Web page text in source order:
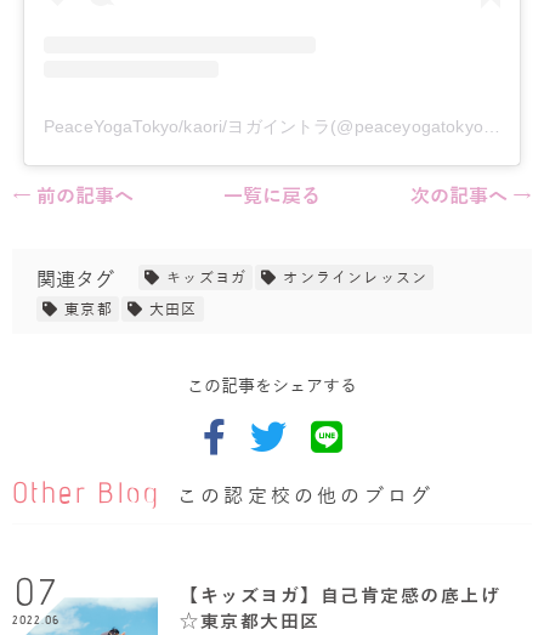
← 前の記事へ 一覧に戻る 次の記事へ →
関連タグ キッズヨガ
オンラインレッスン
東京都
大田区
この記事をシェアする
Other Blog この認定校の他のブログ
07
2022.06
【キッズヨガ】自己肯定感の底上げ
☆東京都大田区